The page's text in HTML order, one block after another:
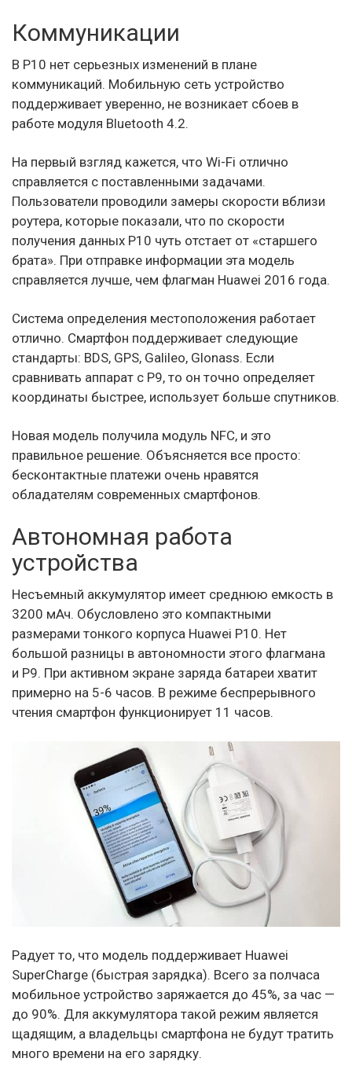
Коммуникации
В P10 нет серьезных изменений в плане
коммуникаций. Мобильную сеть устройство
поддерживает уверенно, не возникает сбоев в
работе модуля Bluetooth 4.2.
На первый взгляд кажется, что Wi-Fi отлично
справляется с поставленными задачами.
Пользователи проводили замеры скорости вблизи
роутера, которые показали, что по скорости
получения данных P10 чуть отстает от «старшего
брата». При отправке информации эта модель
справляется лучше, чем флагман Huawei 2016 года.
Система определения местоположения работает
отлично. Смартфон поддерживает следующие
стандарты: BDS, GPS, Galileo, Glonass. Если
сравнивать аппарат с Р9, то он точно определяет
координаты быстрее, использует больше спутников.
Новая модель получила модуль NFC, и это
правильное решение. Объясняется все просто:
бесконтактные платежи очень нравятся
обладателям современных смартфонов.
Автономная работа
устройства
Несъемный аккумулятор имеет среднюю емкость в
3200 мАч. Обусловлено это компактными
размерами тонкого корпуса Huawei P10. Нет
большой разницы в автономности этого флагмана
и P9. При активном экране заряда батареи хватит
примерно на 5-6 часов. В режиме беспрерывного
чтения смартфон функционирует 11 часов.
Радует то, что модель поддерживает Huawei
SuperCharge (быстрая зарядка). Всего за полчаса
мобильное устройство заряжается до 45%, за час —
до 90%. Для аккумулятора такой режим является
щадящим, а владельцы смартфона не будут тратить
много времени на его зарядку.